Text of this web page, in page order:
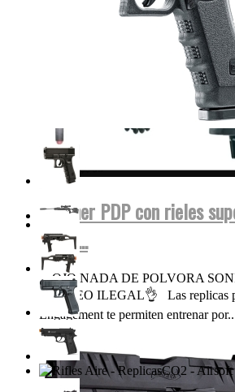
Walther PDP con rieles
miras...
OJO NADA DE POLVORA
FOGUEO ILEGAL👌 Las replicas
Engagement te permiten entrenar